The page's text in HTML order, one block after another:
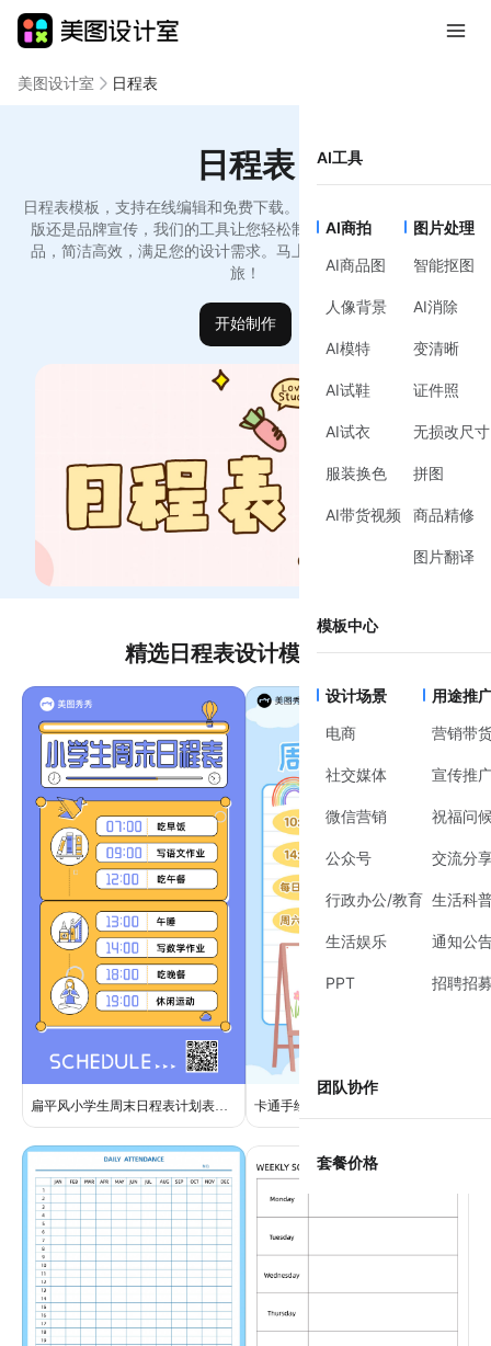
AI工具
AI商拍
AI商品图
人像背景
AI模特
AI试鞋
AI试衣
服装换色
AI带货视频
图片处理
智能抠图
AI消除
变清晰
证件照
无损改尺寸
拼图
商品精修
图片翻译
模板中心
设计场景
电商
社交媒体
微信营销
公众号
行政办公/教育
生活娱乐
PPT
用途推
营销带
宣传推
祝福问
交流分
生活科
通知公
招聘招
团队协作
套餐价格
美图设计室 日程表
日程表
日程表模板，支持在线编辑和免费下载。无论是创意个人日程表模
版还是品牌宣传，我们的工具让您轻松制作出与众不同的设计作
品，简洁高效，满足您的设计需求。马上开始您的日程表创作之
旅！
开始制作
精选日程表设计模板推荐